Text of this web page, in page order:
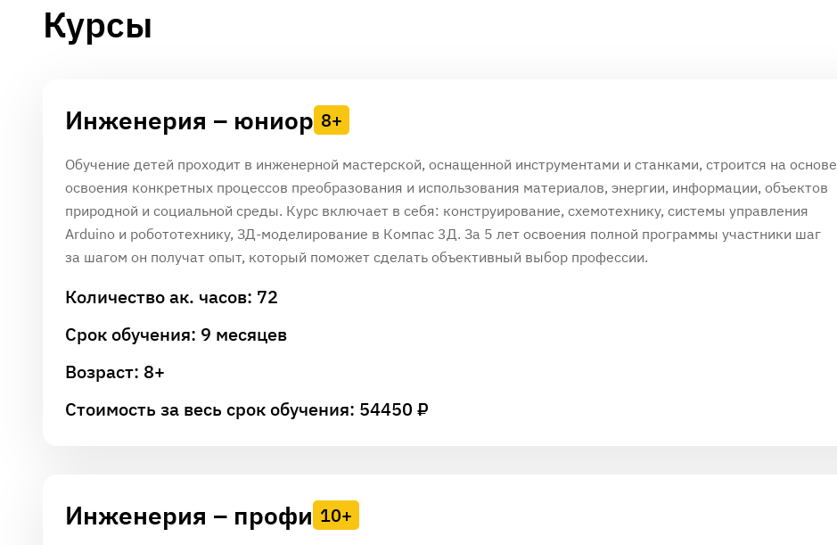
Курсы
Инженерия – юниор 8+
Обучение детей проходит в инженерной мастерской, оснащенной инструментами и станками, строится на основе
освоения конкретных процессов преобразования и использования материалов, энергии, информации, объектов
природной и социальной среды. Курс включает в себя: конструирование, схемотехнику, системы управления
Arduino и робототехнику, ЗД-моделирование в Компас 3Д. За 5 лет освоения полной программы участники шаг
за шагом он получат опыт, который поможет сделать объективный выбор профессии.
Количество ак. часов: 72
Срок обучения: 9 месяцев
Возраст: 8+
Стоимость за весь срок обучения: 54450 ₽
Инженерия – профи 10+